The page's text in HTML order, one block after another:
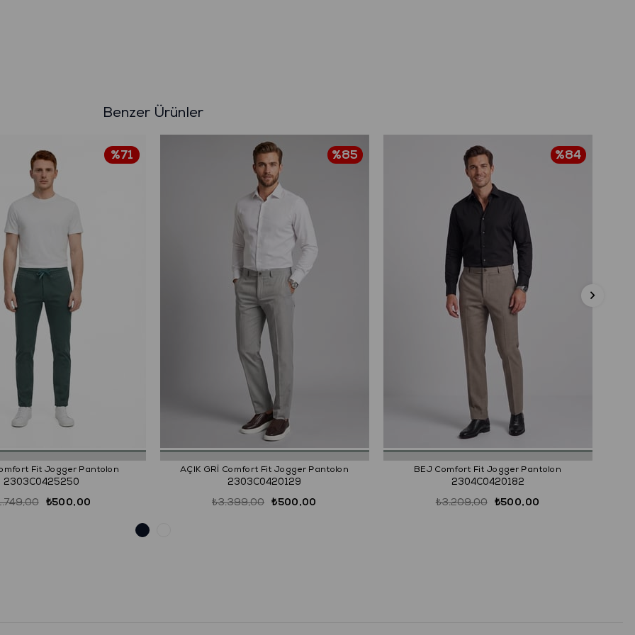
Benzer Ürünler
Fit Jogger Pantolon
2303C0425250
₺500,00
%71
AÇIK GRİ Comfort Fit Jogger Pantolon
2303C0420129
₺500,00
₺3.399,00
%85
BEJ Comfort Fit Jogger Pantolon
2304C0420182
₺500,00
₺3.209,00
%84